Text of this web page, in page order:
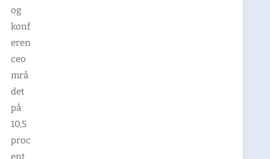
og
konf
eren
ceo
mrå
det
på
10,5
proc
ent